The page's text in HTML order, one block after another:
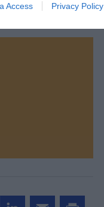
Access Privacy Policy